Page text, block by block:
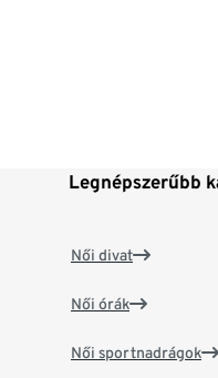
Legnépszerűbb
Női divat
Női órák
Női sportnadrágok